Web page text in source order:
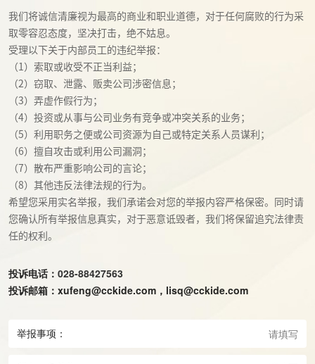
我们将诚信清廉视为最高的商业和职业道德，对于任何腐败的行为采
取零容忍态度，坚决打击，绝不姑息。
受理以下关于内部员工的违纪举报：
（1）索取或收受不正当利益；
（2）窃取、泄露、贩卖公司涉密信息；
（3）弄虚作假行为；
（4）投资或从事与公司业务有竞争或冲突关系的业务；
（5）利用职务之便或公司资源为自己或特定关系人员谋利；
（6）擅自攻击或利用公司漏洞；
（7）散布严重影响公司的言论；
（8）其他违反法律法规的行为。
希望您采用实名举报，我们承诺会对您的举报内容严格保密。同时请
您确认所有举报信息真实，对于恶意诋毁者，我们将保留追究法律责
任的权利。
投诉电话： 028-88427563
投诉邮箱：xufeng@cckide.com，lisq@cckide.com
举报事项：